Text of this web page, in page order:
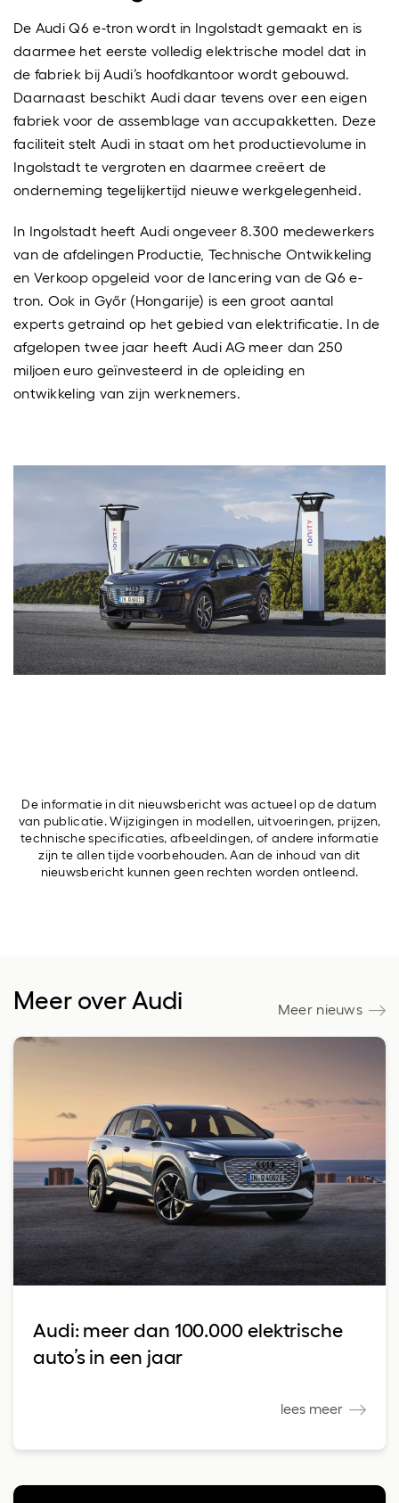
De Audi Q6 e-tron wordt in Ingolstadt gemaakt en is
daarmee het eerste volledig elektrische model dat in
de fabriek bij Audi’s hoofdkantoor wordt gebouwd.
Daarnaast beschikt Audi daar tevens over een eigen
fabriek voor de assemblage van accupakketten. Deze
faciliteit stelt Audi in staat om het productievolume in
Ingolstadt te vergroten en daarmee creëert de
onderneming tegelijkertijd nieuwe werkgelegenheid.
In Ingolstadt heeft Audi ongeveer 8.300 medewerkers
van de afdelingen Productie, Technische Ontwikkeling
en Verkoop opgeleid voor de lancering van de Q6 e-
tron. Ook in Győr (Hongarije) is een groot aantal
experts getraind op het gebied van elektrificatie. In de
afgelopen twee jaar heeft Audi AG meer dan 250
miljoen euro geïnvesteerd in de opleiding en
ontwikkeling van zijn werknemers.
De informatie in dit nieuwsbericht was actueel op de datum
van publicatie. Wijzigingen in modellen, uitvoeringen, prijzen,
technische specificaties, afbeeldingen, of andere informatie
zijn te allen tijde voorbehouden. Aan de inhoud van dit
nieuwsbericht kunnen geen rechten worden ontleend.
Meer over Audi Meer nieuws
Audi: meer dan 100.000 elektrische
auto’s in een jaar
lees meer